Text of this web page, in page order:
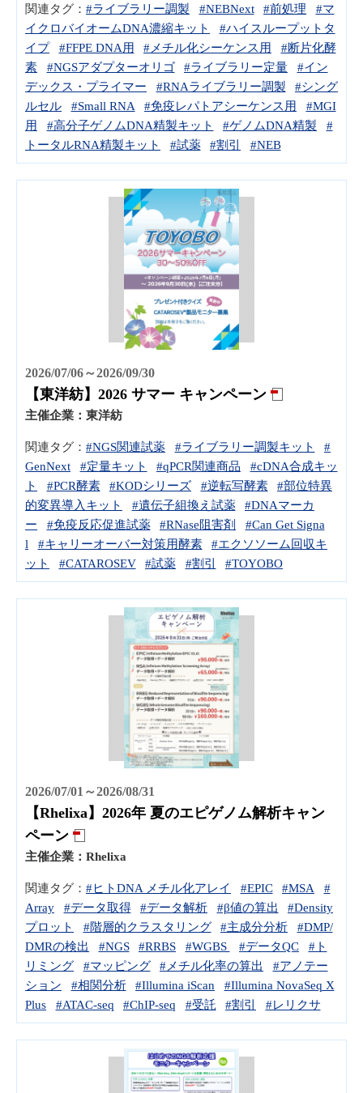
関連タグ： #ライブラリー調製 #NEBNext #前処理
#マ
イクロバイオームDNA濃縮キット
#ハイスループットタ
イプ
#FFPE DNA用 #メチル化シーケンス用
#断片化酵
素
#NGSアダプターオリゴ #ライブラリー定量
#イン
デックス・プライマー
#RNAライブラリー調製
#シング
ルセル
#Small RNA #免疫レパトアシーケンス用
#MGI
用
#高分子ゲノムDNA精製キット #ゲノムDNA精製
#
トータルRNA精製キット
#試薬 #割引 #NEB
2026/07/06～2026/09/30
【東洋紡】2026 サマー キャンペーン
主催企業： 東洋紡
関連タグ： #NGS関連試薬 #ライブラリー調製キット
#
GenNext
#定量キット #qPCR関連商品
#cDNA合成キッ
ト
#PCR酵素 #KODシリーズ #逆転写酵素
#部位特異
的変異導入キット
#遺伝子組換え試薬
#DNAマーカ
ー
#免疫反応促進試薬 #RNase阻害剤
#Can Get Signa
l
#キャリーオーバー対策用酵素
#エクソソーム回収キ
ット
#CATAROSEV #試薬 #割引 #TOYOBO
2026/07/01～2026/08/31
【Rhelixa】2026年 夏のエピゲノム解析キャン
ペーン
主催企業： Rhelixa
関連タグ： #ヒトDNA メチル化アレイ #EPIC #MSA
#
Array
#データ取得 #データ解析 #β値の算出
#Density
プロット
#階層的クラスタリング #主成分分析
#DMP/
DMRの検出
#NGS #RRBS #WGBS #データQC
#ト
リミング
#マッピング #メチル化率の算出
#アノテー
ション
#相関分析 #Illumina iScan
#Illumina NovaSeq X
Plus
#ATAC-seq #ChIP-seq #受託 #割引 #レリクサ